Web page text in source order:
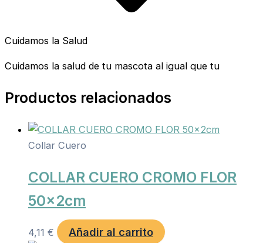
Cuidamos la Salud
Cuidamos la salud de tu mascota al igual que tu
Productos relacionados
Collar Cuero
COLLAR CUERO CROMO FLOR
50x2cm
4,11 € Añadir al carrito